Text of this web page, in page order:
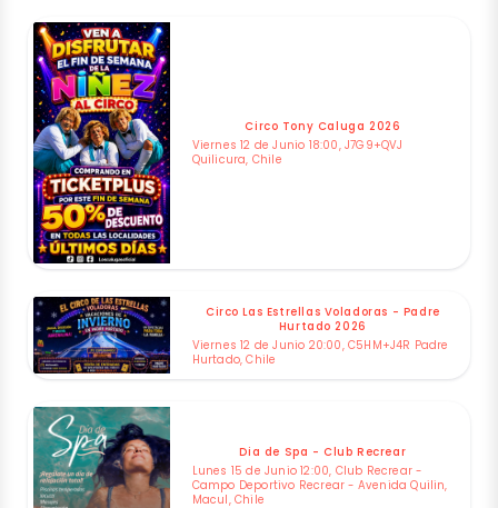
Circo Tony Caluga 2026
Viernes 12 de Junio 18:00, J7G9+QVJ
Quilicura, Chile
Circo Las Estrellas Voladoras - Padre
Hurtado 2026
Viernes 12 de Junio 20:00, C5HM+J4R Padre
Hurtado, Chile
Dia de Spa - Club Recrear
Lunes 15 de Junio 12:00, Club Recrear -
Campo Deportivo Recrear - Avenida Quilin,
Macul, Chile